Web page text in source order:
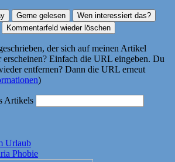
der sich auf meinen Artikel
erscheinen? Einfach die URL eingeben. Du
entfernen? Dann die URL erneut
)
Artikels
Urlaub
Phobie